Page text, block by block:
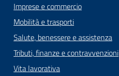
Imprese e commercio
Mobilità e trasporti
Salute, benessere e assistenza
Tributi, finanze e contravvenzioni
Vita lavorativa